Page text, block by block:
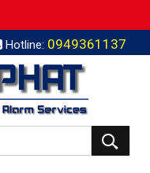
Hotline: 0949361137